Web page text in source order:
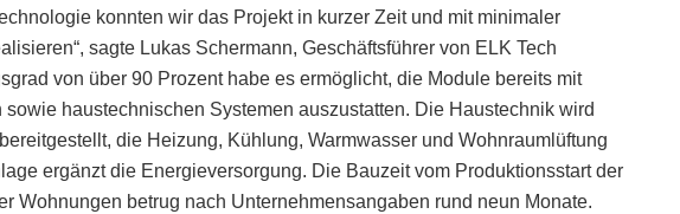
konnten wir das Projekt in kurzer Zeit und mit minimaler
sagte Lukas Schermann, Geschäftsführer von ELK Tech
von über 90 Prozent habe es ermöglicht, die Module bereits mit
haustechnischen Systemen auszustatten. Die Haustechnik wird
die Heizung, Kühlung, Warmwasser und Wohnraumlüftung
ergänzt die Energieversorgung. Die Bauzeit vom Produktionsstart der
Wohnungen betrug nach Unternehmensangaben rund neun Monate.